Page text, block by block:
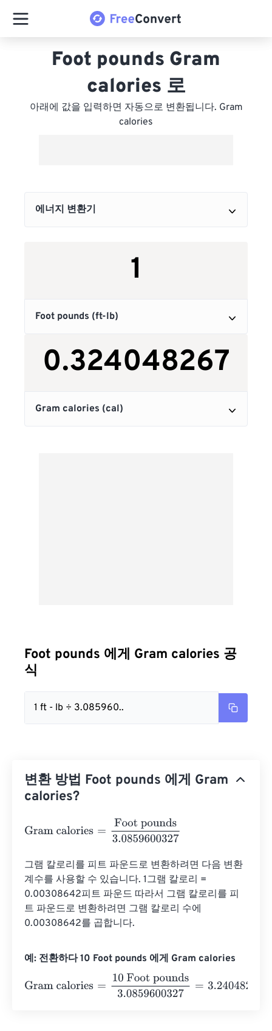
Foot pounds Gram
calories 로
아래에 값을 입력하면 자동으로 변환됩니다. Gram
calories
Foot pounds 에게 Gram calories 공
식
1 ft - lb ÷ 3.085960..
변환 방법 Foot pounds 에게 Gram
calories?
Gram calories Foot pounds3.0859600327
그램 칼로리를 피트 파운드로 변환하려면 다음 변환
계수를 사용할 수 있습니다. 1그램 칼로리 =
0.00308642피트 파운드 따라서 그램 칼로리를 피
트 파운드로 변환하려면 그램 칼로리 수에
0.00308642를 곱합니다.
예: 전환하다 10 Foot pounds 에게 Gram calories
Gram calories
10 Foot pounds3.0859600327 =